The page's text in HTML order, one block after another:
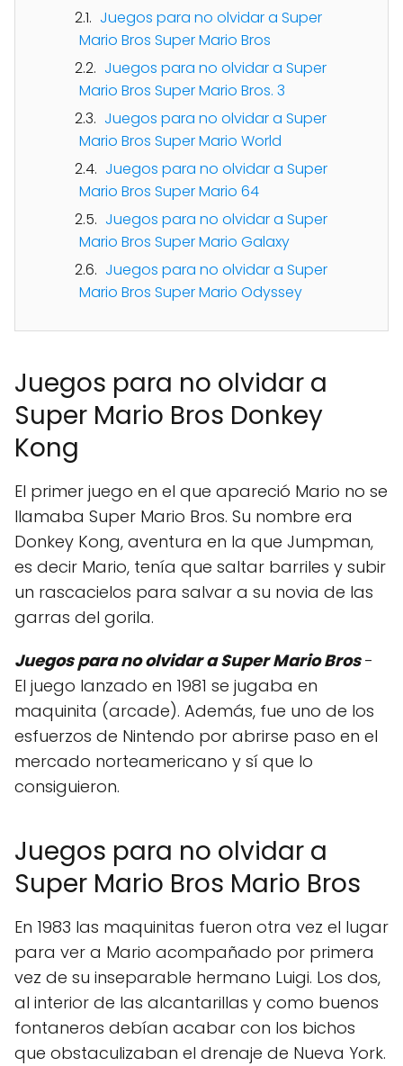
Juegos para no olvidar a Super
Mario Bros Super Mario Bros
Juegos para no olvidar a Super
Mario Bros Super Mario Bros. 3
Juegos para no olvidar a Super
Mario Bros Super Mario World
Juegos para no olvidar a Super
Mario Bros Super Mario 64
Juegos para no olvidar a Super
Mario Bros Super Mario Galaxy
Juegos para no olvidar a Super
Mario Bros Super Mario Odyssey
Juegos para no olvidar a
Super Mario Bros Donkey
Kong
El primer juego en el que apareció Mario no se
llamaba Super Mario Bros. Su nombre era
Donkey Kong, aventura en la que Jumpman,
es decir Mario, tenía que saltar barriles y subir
un rascacielos para salvar a su novia de las
garras del gorila.
Juegos para no olvidar a Super Mario Bros -
El juego lanzado en 1981 se jugaba en
maquinita (arcade). Además, fue uno de los
esfuerzos de Nintendo por abrirse paso en el
mercado norteamericano y sí que lo
consiguieron.
Juegos para no olvidar a
Super Mario Bros Mario Bros
En 1983 las maquinitas fueron otra vez el lugar
para ver a Mario acompañado por primera
vez de su inseparable hermano Luigi. Los dos,
al interior de las alcantarillas y como buenos
fontaneros debían acabar con los bichos
que obstaculizaban el drenaje de Nueva York.